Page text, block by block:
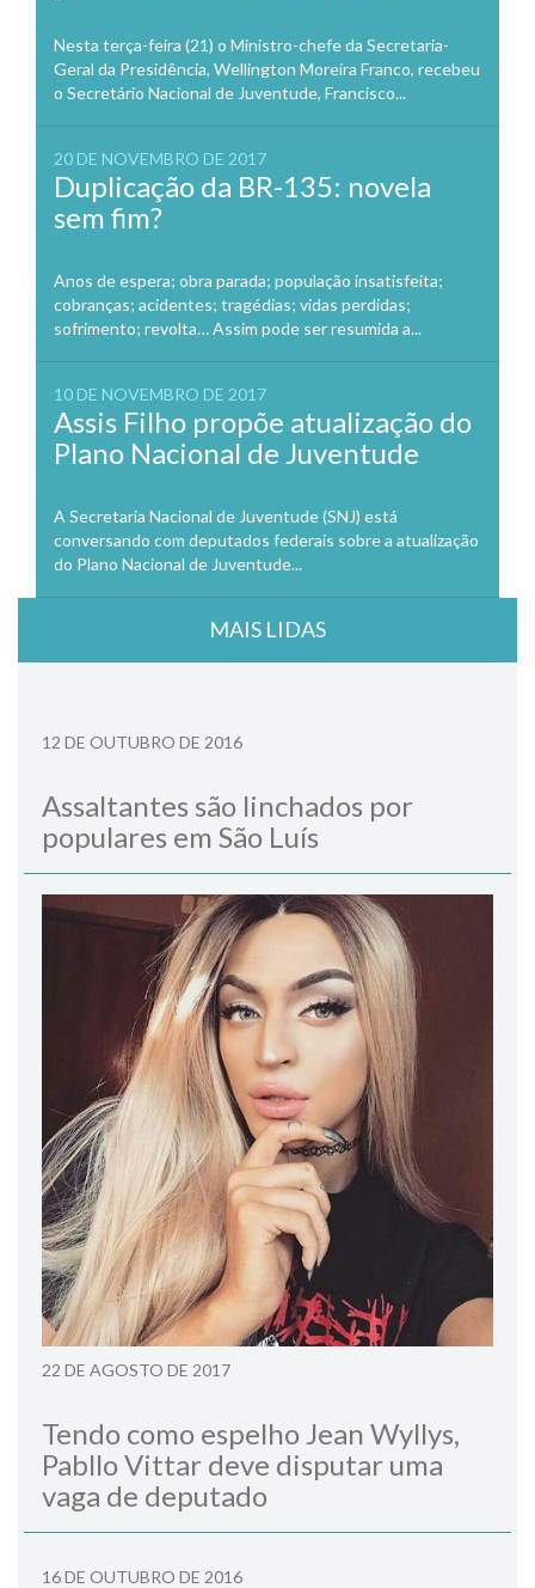
Nesta terça-feira (21) o Ministro-chefe da Secretaria-
Geral da Presidência, Wellington Moreira Franco, recebeu
o Secretário Nacional de Juventude, Francisco...
20 DE NOVEMBRO DE 2017
Duplicação da BR-135: novela
sem fim?
Anos de espera; obra parada; população insatisfeita;
cobranças; acidentes; tragédias; vidas perdidas;
sofrimento; revolta… Assim pode ser resumida a...
10 DE NOVEMBRO DE 2017
Assis Filho propõe atualização do
Plano Nacional de Juventude
A Secretaria Nacional de Juventude (SNJ) está
conversando com deputados federais sobre a atualização
do Plano Nacional de Juventude...
MAIS LIDAS
12 DE OUTUBRO DE 2016
Assaltantes são linchados por
populares em São Luís
22 DE AGOSTO DE 2017
Tendo como espelho Jean Wyllys,
Pabllo Vittar deve disputar uma
vaga de deputado
16 DE OUTUBRO DE 2016